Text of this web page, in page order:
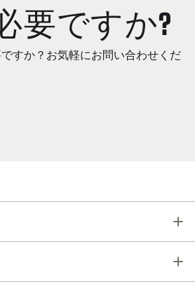
要ですか?
すか？お気軽にお問い合わせくだ